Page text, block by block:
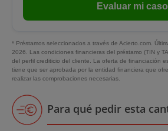
Evaluar mi caso
* Préstamos seleccionados a través de Acierto.com.
2026. Las condiciones financieras del préstamo (TIN y
del perfil crediticio del cliente. La oferta de financiación
tiene que ser aprobada por la entidad financiera que
realizar las comprobaciones necesarias.
Para qué pedir esta